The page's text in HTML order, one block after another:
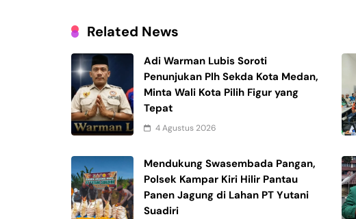
Related News
Adi Warman Lubis Soroti
Penunjukan Plh Sekda Kota Medan,
Minta Wali Kota Pilih Figur yang
Tepat
4 Agustus 2026
Mendukung Swasembada Pangan,
Polsek Kampar Kiri Hilir Pantau
Panen Jagung di Lahan PT Yutani
Suadiri